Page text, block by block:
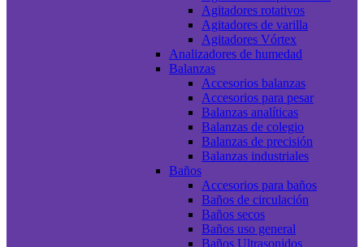
Agitadores rotativos
Agitadores de varilla
Agitadores Vórtex
Analizadores de humedad
Balanzas
Accesorios balanzas
Accesorios para pesar
Balanzas analíticas
Balanzas de colegio
Balanzas de precisión
Balanzas industriales
Baños
Accesorios para baños
Baños de circulación
Baños secos
Baños uso general
Baños Ultrasonidos